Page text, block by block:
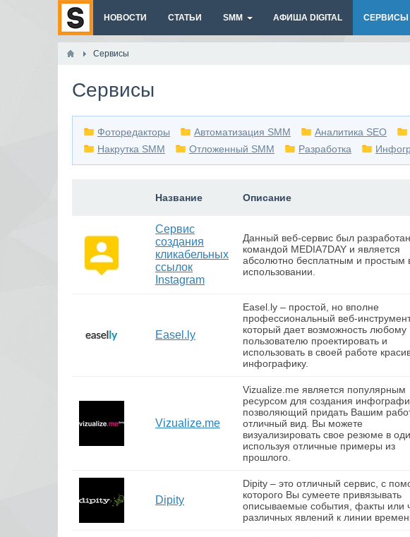
НОВОСТИ СТАТЬИ SMM АФИША DIGITAL СЕРВИСЫ
Сервисы
Сервисы
Фоторедакторы Автоматизация SMM Аналитика SEO
Накрутка SMM
Отложенный SMM Разработка
Название Описание
Сервис
создания
кликабельных
ссылок
Instagram
Данный веб-сервис был разработан
командой MEDIA7DAY и является
абсолютно бесплатным и простым
использовании.
Easel.ly
Easel.ly – простой, но вполне
профессиональный веб-
который дает возможность любому
пользователю проектировать и
использовать в своей работе
инфографику.
Vizualize.me
Vizualize.me является популярным
ресурсом для создания
позволяющий придать Вашим
отличный вид. Вы можете
визуализировать свое резюме в
используя отличные примеры из
прошлого.
Dipity
Dipity – это отличный сервис, с
которого Вы сумеете привязывать
описываемые события, факты или
различных явлений к линии